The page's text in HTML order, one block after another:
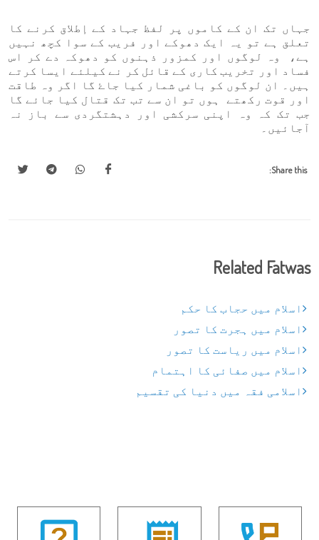
جہاں تک ان کے کاموں پر لفظ جہاد کے إطلاق کرنے کا
تعلق ہے تو یہ ایک دھوکے اور فریب کے سوا کچھ نہیں
ہے، وہ لوگوں اور کمزور ذہنوں کو دھوکہ دے کر اس
فساد اور تخریب کاری کے قائل کر نے کیلئے ایسا کرتے
ہیں۔ ان لوگوں کو باغی شمار کیا جاۓ گا اگر وہ طاقت
اور قوت رکھتے ہوں تو ان سے تب تک قتال کیا جائے گا
جب تک کہ وہ اپنی سرکشی اور دہشتگردی سے باز نہ
آجائیں۔
Share this:
Related Fatwas
اسلام میں حجاب کا حکم
اسلام میں ہجرت کا تصور
اسلام میں ریاست کا تصور
اسلام میں صفائی کا اہتمام
اسلامی فقہ میں دنیا کی تقسیم